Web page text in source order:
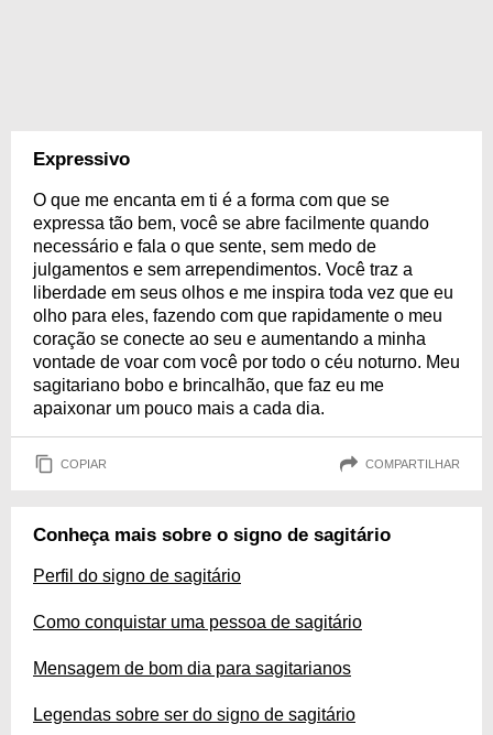
Expressivo
O que me encanta em ti é a forma com que se
expressa tão bem, você se abre facilmente quando
necessário e fala o que sente, sem medo de
julgamentos e sem arrependimentos. Você traz a
liberdade em seus olhos e me inspira toda vez que eu
olho para eles, fazendo com que rapidamente o meu
coração se conecte ao seu e aumentando a minha
vontade de voar com você por todo o céu noturno. Meu
sagitariano bobo e brincalhão, que faz eu me
apaixonar um pouco mais a cada dia.
COPIAR COMPARTILHAR
Conheça mais sobre o signo de sagitário
Perfil do signo de sagitário
Como conquistar uma pessoa de sagitário
Mensagem de bom dia para sagitarianos
Legendas sobre ser do signo de sagitário